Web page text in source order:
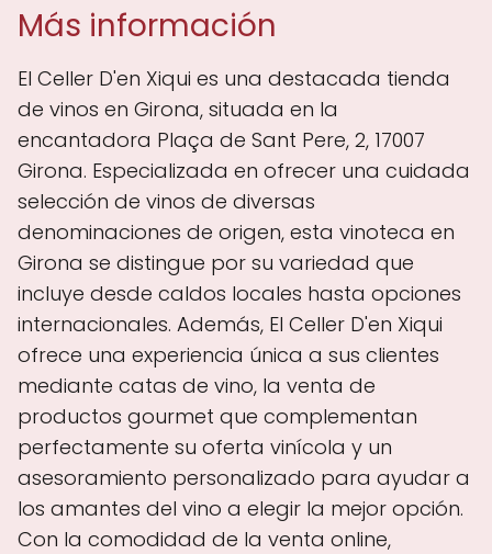
Más información
El Celler D'en Xiqui es una destacada tienda
de vinos en Girona, situada en la
encantadora Plaça de Sant Pere, 2, 17007
Girona. Especializada en ofrecer una cuidada
selección de vinos de diversas
denominaciones de origen, esta vinoteca en
Girona se distingue por su variedad que
incluye desde caldos locales hasta opciones
internacionales. Además, El Celler D'en Xiqui
ofrece una experiencia única a sus clientes
mediante catas de vino, la venta de
productos gourmet que complementan
perfectamente su oferta vinícola y un
asesoramiento personalizado para ayudar a
los amantes del vino a elegir la mejor opción.
Con la comodidad de la venta online,